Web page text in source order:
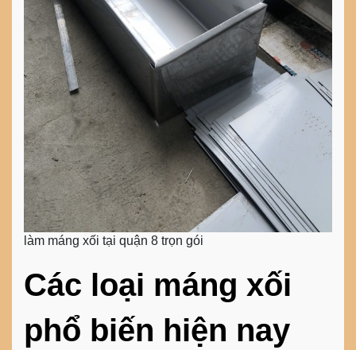
làm máng xối tại quận 8 trọn gói
Các loại máng xối
phổ biến hiện nay